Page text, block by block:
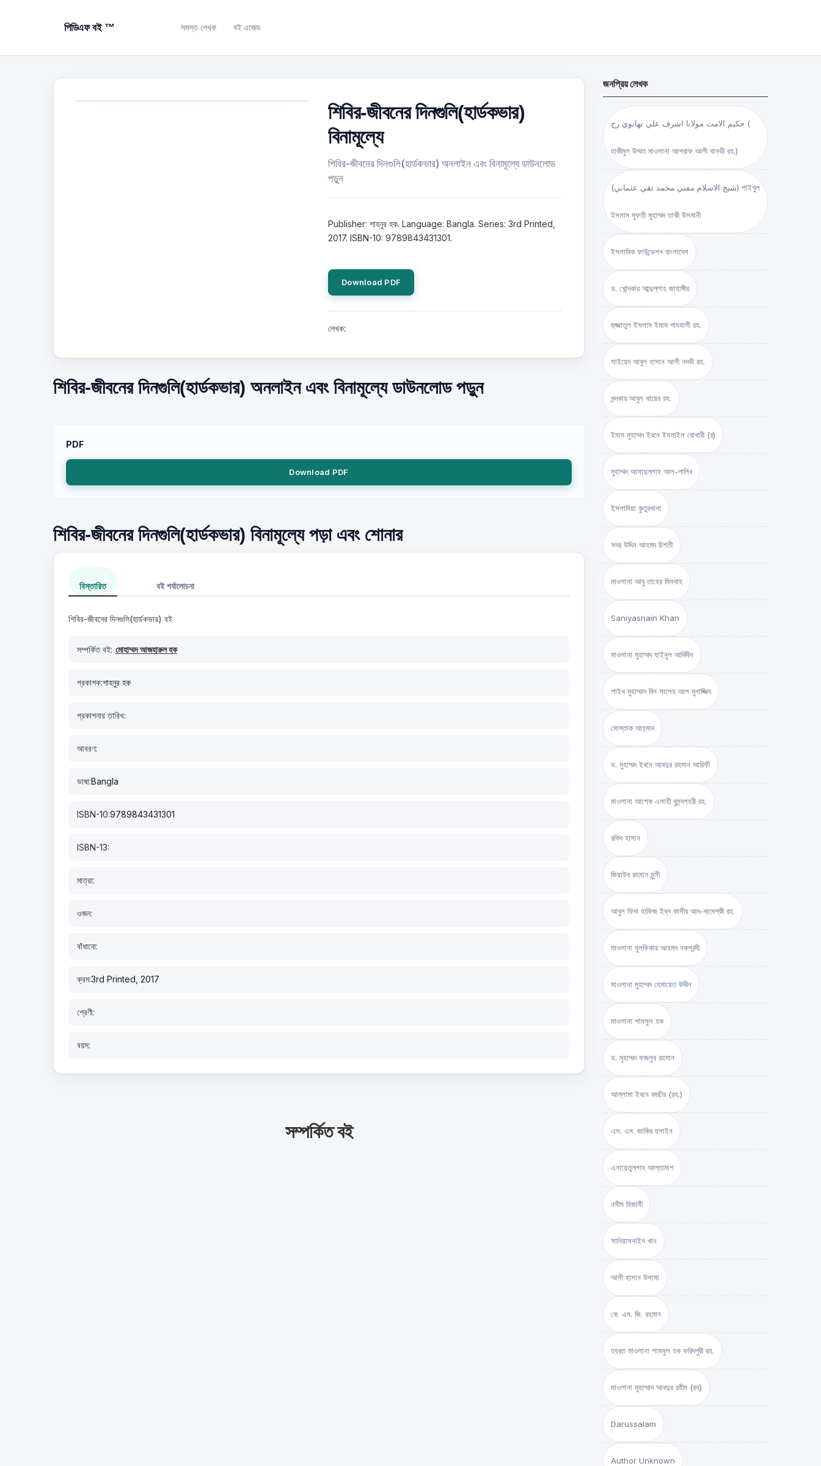
পিডিএফ বই ™ সমস্ত লেখক বই এজেড
শিবির-জীবনের দিনগুলি(হার্ডকভার)
বিনামূল্যে
শিবির-জীবনের দিনগুলি(হার্ডকভার) অনলাইন এবং বিনামূল্যে ডাউনলোড
পড়ুন
Publisher: শাহনুর হক. Language: Bangla. Series: 3rd Printed,
2017. ISBN-10: 9789843431301.
Download PDF
লেখক:
শিবির-জীবনের দিনগুলি(হার্ডকভার) অনলাইন এবং বিনামূল্যে ডাউনলোড পড়ুন
PDF
Download PDF
শিবির-জীবনের দিনগুলি(হার্ডকভার) বিনামূল্যে পড়া এবং শোনার
বিস্তারিত বই পর্যালোচনা
শিবির-জীবনের দিনগুলি(হার্ডকভার) বই
সম্পর্কিত বই: মোহাম্মদ আজহারুল হক
প্রকাশক:শাহনুর হক
প্রকাশনার তারিখ:
আবরণ:
ভাষা:Bangla
ISBN-10:9789843431301
ISBN-13:
মাত্রা:
ওজন:
বাঁধানো:
ক্রম:3rd Printed, 2017
শ্রেণী:
বয়স:
সম্পর্কিত বই
জনপ্রিয় লেখক
حكيم الامت مولانا اشرف علي تهانوي رح (
হাকীমুল উম্মত মাওলানা আশরাফ আলী থানভী রহ.)
(شيخ الاسلام مفتي محمد تقي عثماني) শাইখুল
ইসলাম মুফতী মুহাম্মদ তাকী উসমানী
ইসলামিক ফাউন্ডেশন বাংলাদেশ
ড. খোন্দকার আব্দুল্লাহ জাহাঙ্গীর
হুজ্জাতুল ইসলাম ইমাম গাযযালী রহ.
সাইয়েদ আবুল হাসান আলী নদভী রহ.
খন্দকার আবুল খায়ের রহ.
ইমাম মুহাম্মদ ইবনে ইসমাইল বোখারী (র)
মুহাম্মদ আসাদুল্লাহ আল-গালিব
ইসলামিয়া কুতুবখানা
সদর উদ্দিন আহমদ চিশতী
মাওলানা আবু তাহের মিসবাহ
Saniyasnain Khan
মাওলানা মুহাম্মদ যাইনুল আবিদীন
শাইখ মুহাম্মাদ বিন সালেহ আল মুনাজ্জিদ
মোস্তাক আহ্‌মাদ
ড. মুহাম্মদ ইবনে আবদুর রহমান আরিফী
মাওলানা আশেক এলাহী বুলন্দশহরী রহ.
রকিব হাসান
জিয়াউর রহমান মুন্সী
আবুল ফিদা হাফিজ ইব্‌ন কাসীর আদ-দামেশ্‌কী রহ.
মাওলানা যুলফিকার আহমদ নকশবন্দী
মাওলানা মুহাম্মদ হেমায়েত উদ্দীন
মাওলানা শামসুল হক
ড. মুহাম্মদ ফজলুর রহমান
আল্লামা ইবনে কাছীর (রহ.)
এস. এম. জাকির হুসাইন
এনায়েতুল্লাহ আল্‌তামাশ
নসীম হিজাযী
সানিয়াসনাইন খান
আলী হাসান উসামা
কে. এম. জি. রহমান
হযরত মাওলানা শামসুল হক ফরিদপুরী রহ.
মাওলানা মুহাম্মাদ আবদুর রহীম (রহ)
Darussalam
Author Unknown